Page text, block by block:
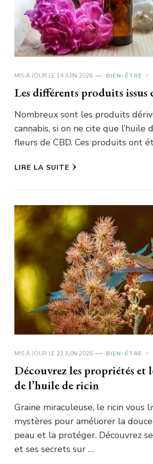
MIS À JOUR LE 14 JUIN 2026 BIEN-ÊTRE
Les différents produits issus
Nombreux sont les produits
cannabis, si on ne cite que l’huile
fleurs de CBD. Ces produits ont
LIRE LA SUITE
MIS À JOUR LE 23 JUIN 2026 BIEN-ÊTRE
Découvrez les propriétés et
de l’huile de ricin
Graine miraculeuse, le ricin vous
mystères pour améliorer la
peau et la protéger. Découvrez
et ses secrets sur …